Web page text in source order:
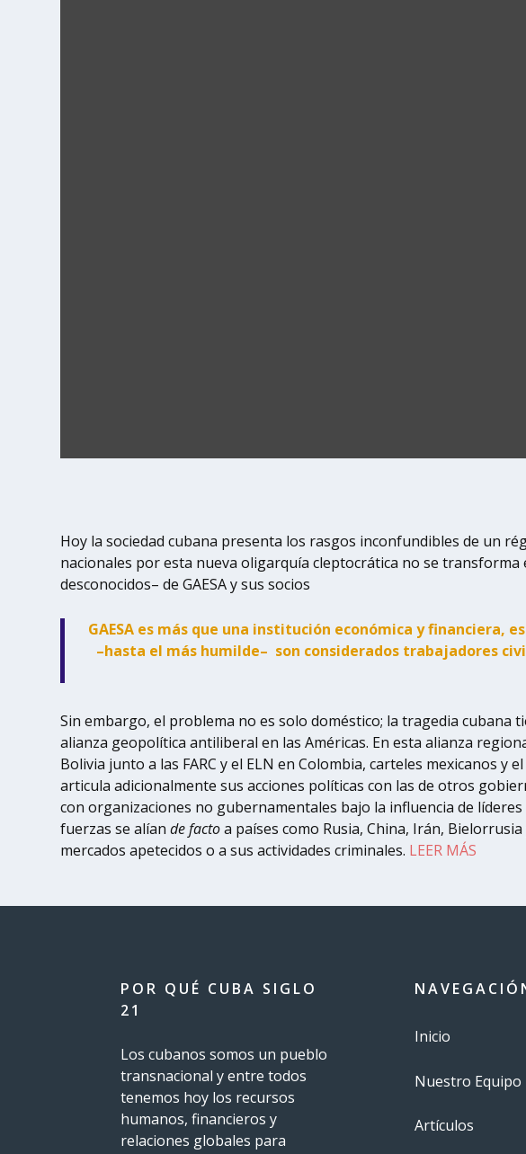
Hoy la sociedad cubana presenta los rasgos inconfundibles de un
nacionales por esta nueva oligarquía cleptocrática no se
desconocidos– de GAESA y sus socios
GAESA es más que una institución económica y
–hasta el más humilde– son considerados trabajadores
Sin embargo, el problema no es solo doméstico; la tragedia
alianza geopolítica antiliberal en las Américas. En esta alianza
Bolivia junto a las FARC y el ELN en Colombia, carteles mexicanos
articula adicionalmente sus acciones políticas con las de otros
con organizaciones no gubernamentales bajo la influencia de
fuerzas se alíande factoa países como Rusia, China, Irán,
mercados apetecidos o a sus actividades criminales. LEER MÁS
POR QUÉ CUBA SIGLO
21
Los cubanos somos un pueblo
transnacional y entre todos
tenemos hoy los recursos
humanos, financieros y
relaciones globales para
Inicio
Nuestro Equipo
Artículos